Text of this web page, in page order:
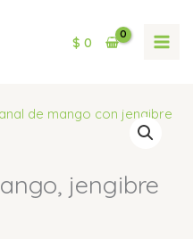
$ 0
jengibre